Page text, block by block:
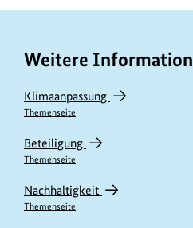
Weitere
Klimaanpassung
Themenseite
Beteiligung
Themenseite
Nachhaltigkeit
Themenseite